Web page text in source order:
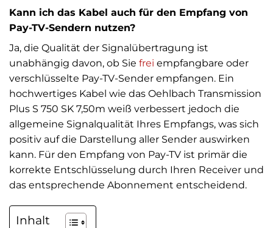
Kann ich das Kabel auch für den Empfang von
Pay-TV-Sendern nutzen?
Ja, die Qualität der Signalübertragung ist
unabhängig davon, ob Sie frei empfangbare oder
verschlüsselte Pay-TV-Sender empfangen. Ein
hochwertiges Kabel wie das Oehlbach Transmission
Plus S 750 SK 7,50m weiß verbessert jedoch die
allgemeine Signalqualität Ihres Empfangs, was sich
positiv auf die Darstellung aller Sender auswirken
kann. Für den Empfang von Pay-TV ist primär die
korrekte Entschlüsselung durch Ihren Receiver und
das entsprechende Abonnement entscheidend.
Inhalt